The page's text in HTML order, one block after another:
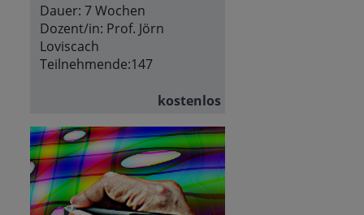
Dauer: 7 Wochen
Dozent/in: Prof. Jörn
Loviscach
Teilnehmende:147
kostenlos